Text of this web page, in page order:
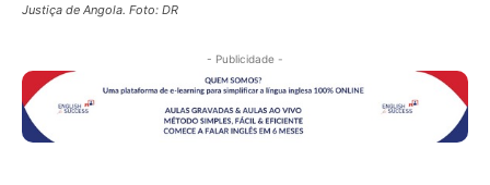
Justiça de Angola. Foto: DR
- Publicidade -